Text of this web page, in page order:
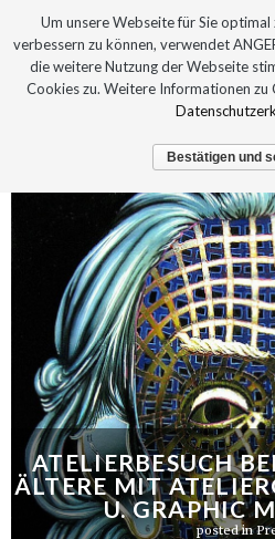
ATELIERBESUCH
ÄLTERE MIT
U. GRAPHIC
posted in
Um unsere Webseite für Sie
verbessern zu können, verwendet
die weitere Nutzung der Webseite
Cookies zu. Weitere Informationen zu
Bestätigen und